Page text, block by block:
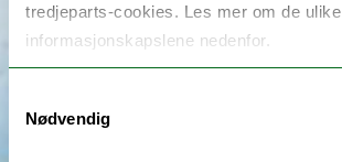
tredjeparts-cookies. Les mer om de ulike
informasjonskapslene nedenfor.
Nødvendig